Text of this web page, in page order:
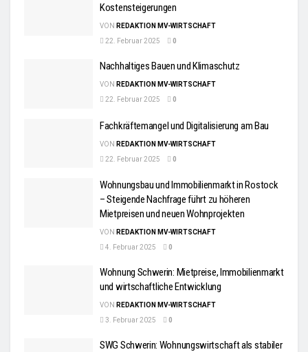
Kostensteigerungen
VON REDAKTION MV-WIRTSCHAFT
22. Februar 2025
0
Nachhaltiges Bauen und Klimaschutz
VON REDAKTION MV-WIRTSCHAFT
22. Februar 2025
0
Fachkräftemangel und Digitalisierung am Bau
VON REDAKTION MV-WIRTSCHAFT
22. Februar 2025
0
Wohnungsbau und Immobilienmarkt in Rostock
– Steigende Nachfrage führt zu höheren
Mietpreisen und neuen Wohnprojekten
VON REDAKTION MV-WIRTSCHAFT
4. Februar 2025
0
Wohnung Schwerin: Mietpreise, Immobilienmarkt
und wirtschaftliche Entwicklung
VON REDAKTION MV-WIRTSCHAFT
3. Februar 2025
0
SWG Schwerin: Wohnungswirtschaft als stabiler